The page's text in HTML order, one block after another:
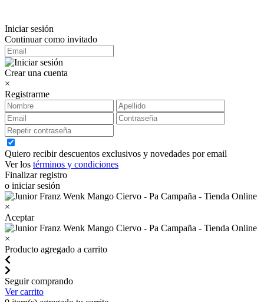
Iniciar sesión
Continuar como invitado
Crear una cuenta
×
Registrarme
Quiero recibir descuentos exclusivos y novedades por email
Ver los términos y condiciones
Finalizar registro
o iniciar sesión
×
Aceptar
×
Producto agregado a carrito
Seguir comprando
Ver carrito